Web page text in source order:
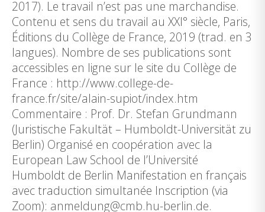
2017). Le travail n’est pas une marchandise.
Contenu et sens du travail au XXI° siècle, Paris,
Éditions du Collège de France, 2019 (trad. en 3
langues). Nombre de ses publications sont
accessibles en ligne sur le site du Collège de
France : http://www.college-de-
france.fr/site/alain-supiot/index.htm
Commentaire : Prof. Dr. Stefan Grundmann
(Juristische Fakultät – Humboldt-Universität zu
Berlin) Organisé en coopération avec la
European Law School de l’Université
Humboldt de Berlin Manifestation en français
avec traduction simultanée Inscription (via
Zoom): anmeldung@cmb.hu-berlin.de.